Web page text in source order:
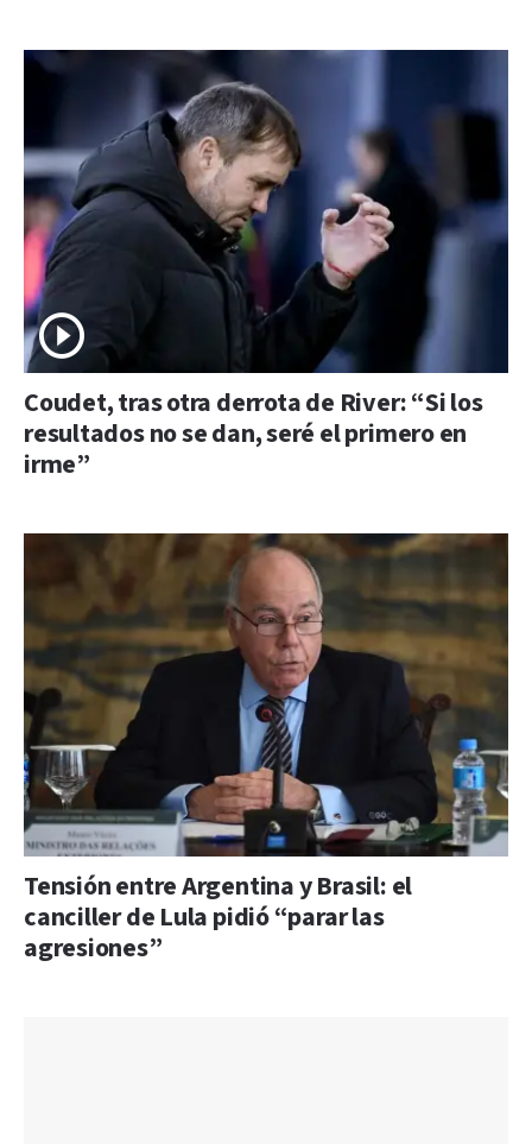
Coudet, tras otra derrota de River: “Si los
resultados no se dan, seré el primero en
irme”
Tensión entre Argentina y Brasil: el
canciller de Lula pidió “parar las
agresiones”